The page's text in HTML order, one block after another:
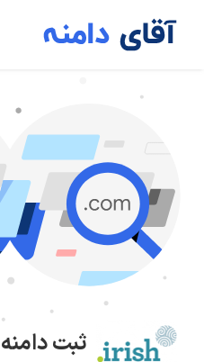
ثبت دامنه